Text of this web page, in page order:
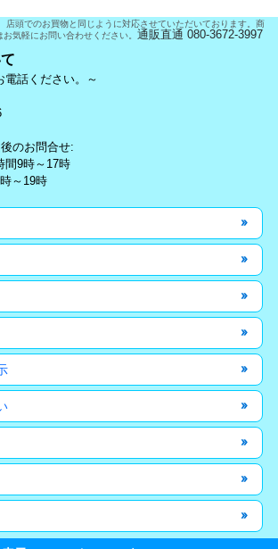
店頭でのお買物と同じように対応させていただいております。商
気軽にお問い合わせください。 通販直通 080-3672-3997
電話ください。～
のお問合せ:
間9時～17時
～19時